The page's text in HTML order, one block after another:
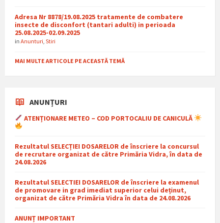
Adresa Nr 8878/19.08.2025 tratamente de combatere
insecte de disconfort (tantari adulti) in perioada
25.08.2025-02.09.2025
in Anunturi Stiri
MAI MULTE ARTICOLE PE ACEASTĂ TEMĂ
ANUNȚURI
ATENȚIONARE METEO – COD PORTOCALIU DE CANICULĂ
Rezultatul SELECȚIEI DOSARELOR de înscriere la concursul
de recrutare organizat de către Primăria Vidra, în data de
24.08.2026
Rezultatul SELECTIEI DOSARELOR de înscriere la examenul
de promovare in grad imediat superior celui deținut,
organizat de către Primăria Vidra în data de 24.08.2026
ANUNȚ IMPORTANT